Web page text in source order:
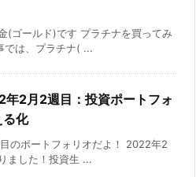
(ゴールド)です プラチナを買ってみ
では、プラチナ( ...
年2月2週目：投資ポートフォ
る化
のポートフォリオだよ！ 2022年2
ました！投資生 ...